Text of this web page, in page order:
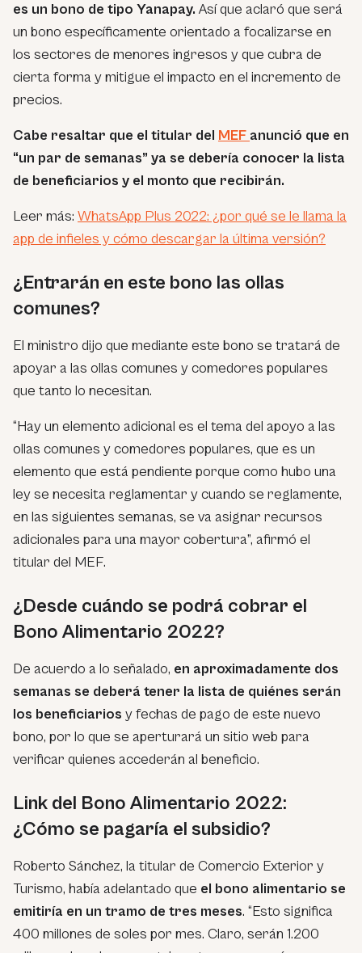
es un bono de tipo Yanapay. Así que aclaró que será
un bono específicamente orientado a focalizarse en
los sectores de menores ingresos y que cubra de
cierta forma y mitigue el impacto en el incremento de
precios.
Cabe resaltar que el titular del MEF anunció que en
“un par de semanas” ya se debería conocer la lista
de beneficiarios y el monto que recibirán.
Leer más: WhatsApp Plus 2022: ¿por qué se le llama la
app de infieles y cómo descargar la última versión?
¿Entrarán en este bono las ollas
comunes?
El ministro dijo que mediante este bono se tratará de
apoyar a las ollas comunes y comedores populares
que tanto lo necesitan.
“Hay un elemento adicional es el tema del apoyo a las
ollas comunes y comedores populares, que es un
elemento que está pendiente porque como hubo una
ley se necesita reglamentar y cuando se reglamente,
en las siguientes semanas, se va asignar recursos
adicionales para una mayor cobertura”, afirmó el
titular del MEF.
¿Desde cuándo se podrá cobrar el
Bono Alimentario 2022?
De acuerdo a lo señalado, en aproximadamente dos
semanas se deberá tener la lista de quiénes serán
los beneficiarios y fechas de pago de este nuevo
bono, por lo que se aperturará un sitio web para
verificar quienes accederán al beneficio.
Link del Bono Alimentario 2022:
¿Cómo se pagaría el subsidio?
Roberto Sánchez, la titular de Comercio Exterior y
Turismo, había adelantado que el bono alimentario se
emitiría en un tramo de tres meses. “Esto significa
400 millones de soles por mes. Claro, serán 1.200